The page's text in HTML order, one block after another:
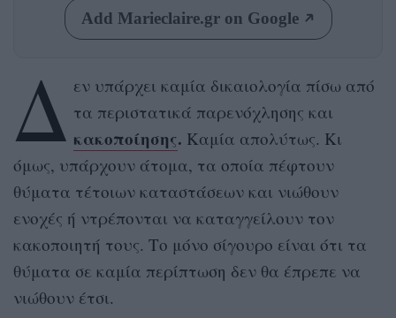
Add Marieclaire.gr on Google
Δ εν υπάρχει καμία δικαιολογία πίσω από
τα περιστατικά παρενόχλησης και
κακοποίησης. Καμία απολύτως. Κι
όμως, υπάρχουν άτομα, τα οποία πέφτουν
θύματα τέτοιων καταστάσεων και νιώθουν
ενοχές ή ντρέπονται να καταγγείλουν τον
κακοποιητή τους. Το μόνο σίγουρο είναι ότι τα
θύματα σε καμία περίπτωση δεν θα έπρεπε να
νιώθουν έτσι.